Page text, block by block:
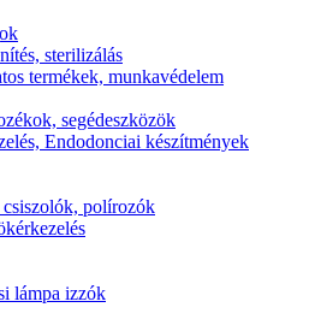
sterilizálás
termékek, munkavédelem
segédeszközök
Endodonciai készítmények
polírozók
lámpa izzók